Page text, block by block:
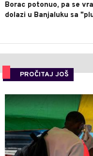
Borac potonuo, pa se
dolazi u Banjaluku sa
PROČITAJ JOŠ